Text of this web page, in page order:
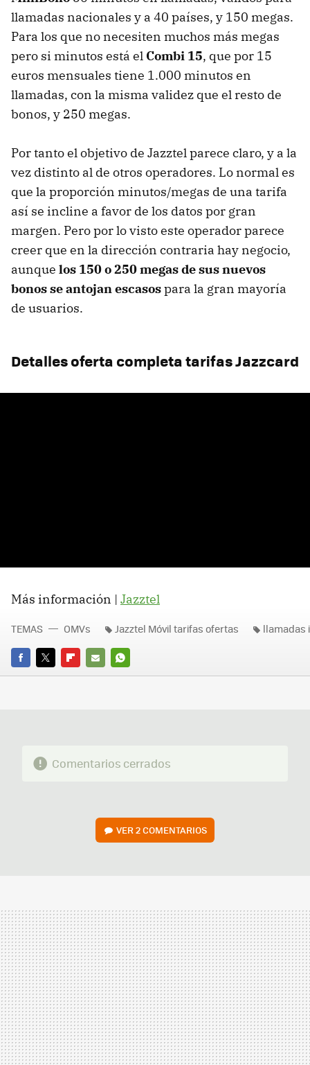
llamadas nacionales y a 40 países, y 150 megas.
Para los que no necesiten muchos más megas
pero si minutos está el Combi 15, que por 15
euros mensuales tiene 1.000 minutos en
llamadas, con la misma validez que el resto de
bonos, y 250 megas.
Por tanto el objetivo de Jazztel parece claro, y a la
vez distinto al de otros operadores. Lo normal es
que la proporción minutos/megas de una tarifa
así se incline a favor de los datos por gran
margen. Pero por lo visto este operador parece
creer que en la dirección contraria hay negocio,
aunque los 150 o 250 megas de sus nuevos
bonos se antojan escasospara la gran mayoría
de usuarios.
Detalles oferta completa tarifas Jazzcard
Más información | Jazztel
FACEBOOK
TWITTERFLIPBOARD
E-
WHATSAPP
TEMAS OMVs Jazztel Móvil tarifas ofertas llamadas
Comentarios cerrados
VER2 COMENTARIOS